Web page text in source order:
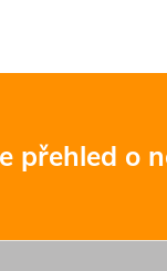
přehled o